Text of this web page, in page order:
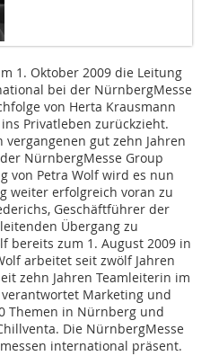
1. Oktober 2009 die Leitung
bei der NürnbergMesse
von Herta Krausmann
Privatleben zurückzieht.
gut zehn Jahren
NürnbergMesse Group
von Petra Wolf wird es nun
weiter erfolgreich voran zu
Geschäftführer der
Übergang zu
bereits zum 1. August 2009 in
arbeitet seit zwölf Jahren
zehn Jahren Teamleiterin im
Marketing und
Themen in Nürnberg und
Die NürnbergMesse
international präsent.